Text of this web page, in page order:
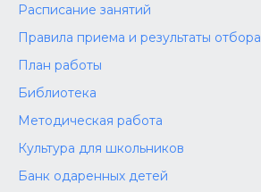
Расписание занятий
Правила приема и результаты отбора
План работы
Библиотека
Методическая работа
Культура для школьников
Банк одаренных детей